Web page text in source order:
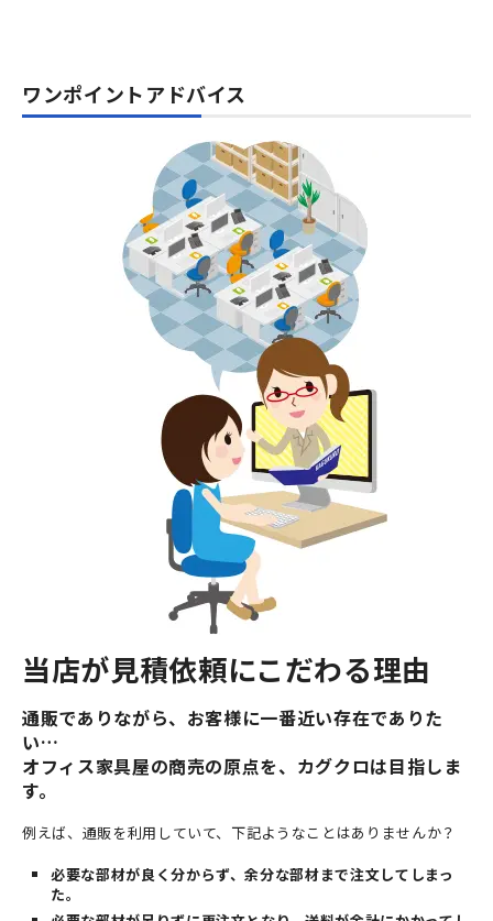
ワンポイントアドバイス
当店が見積依頼にこだわる理由
通販でありながら、お客様に一番近い存在でありた
い…
オフィス家具屋の商売の原点を、カグクロは目指しま
す。
例えば、通販を利用していて、下記ようなことはありませんか？
必要な部材が良く分からず、余分な部材まで注文してしまっ
た。